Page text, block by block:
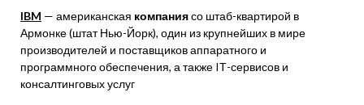
IBM — американская компаниясо штаб-квартирой в
Армонке (штат Нью-Йорк), один из крупнейших в мире
производителей и поставщиков аппаратного и
программного обеспечения, а также IТ-сервисов и
консалтинговых услуг